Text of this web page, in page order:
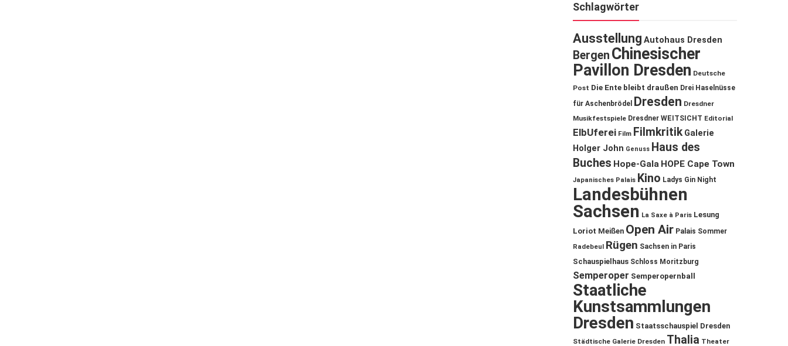
Schlagwörter
Ausstellung Autohaus Dresden
Bergen Chinesischer
Pavillon Dresden Deutsche
Post Die Ente bleibt draußen Drei Haselnüsse
für Aschenbrödel
Dresden Dresdner
Musikfestspiele Dresdner WEITSICHT Editorial
ElbUferei Film Filmkritik Galerie
Holger John Genuss Haus des
Buches Hope-Gala HOPE Cape Town
Japanisches Palais Kino Ladys Gin Night
Landesbühnen
Sachsen La Saxe à Paris Lesung
Loriot Meißen Open Air Palais Sommer
Radebeul Rügen Sachsen in Paris
Schauspielhaus Schloss Moritzburg
Semperoper Semperopernball
Staatliche
Kunstsammlungen
Dresden Staatsschauspiel Dresden
Städtische Galerie Dresden Thalia Theater